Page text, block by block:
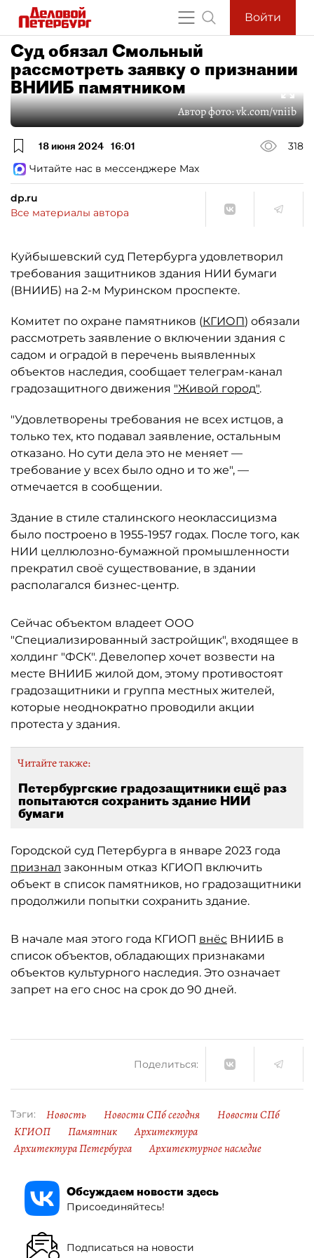
Войти
Суд обязал Смольный
рассмотреть заявку о признании
ВНИИБ памятником
Автор фото:vk.com/vniib
18 июня 2024 16:01
318
Читайте нас в мессенджере Max
dp.ru
Все материалы автора
Куйбышевский суд Петербурга удовлетворил
требования защитников здания НИИ бумаги
(ВНИИБ) на 2-м Муринском проспекте.
Комитет по охране памятников (КГИОП) обязали
рассмотреть заявление о включении здания с
садом и оградой в перечень выявленных
объектов наследия, сообщает телеграм-канал
градозащитного движения "Живой город".
"Удовлетворены требования не всех истцов, а
только тех, кто подавал заявление, остальным
отказано. Но сути дела это не меняет —
требование у всех было одно и то же", —
отмечается в сообщении.
Здание в стиле сталинского неоклассицизма
было построено в 1955-1957 годах. После того, как
НИИ целлюлозно-бумажной промышленности
прекратил своё существование, в здании
располагался бизнес-центр.
Сейчас объектом владеет ООО
"Специализированный застройщик", входящее в
холдинг "ФСК". Девелопер хочет возвести на
месте ВНИИБ жилой дом, этому противостоят
градозащитники и группа местных жителей,
которые неоднократно проводили акции
протеста у здания.
Читайте также:
Петербургские градозащитники ещё раз
попытаются сохранить здание НИИ
бумаги
Городской суд Петербурга в январе 2023 года
признал законным отказ КГИОП включить
объект в список памятников, но градозащитники
продолжили попытки сохранить здание.
В начале мая этого года КГИОП внёс ВНИИБ в
список объектов, обладающих признаками
объектов культурного наследия. Это означает
запрет на его снос на срок до 90 дней.
Поделиться:
Тэги: Новость Новости СПб сегодня
Новости СПб
КГИОП
Памятник
Архитектура
Архитектура Петербурга
Архитектурное наследие
Обсуждаем новости здесь
Присоединяйтесь!
Подписаться на новости